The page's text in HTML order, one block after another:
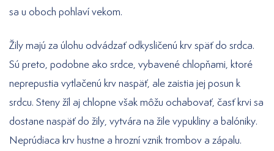
sa u oboch pohlaví vekom.
Žily majú za úlohu odvádzať odkysličenú krv späť do srdca.
Sú preto, podobne ako srdce, vybavené chlopňami, ktoré
neprepustia vytlačenú krv naspäť, ale zaistia jej posun k
srdcu. Steny žíl aj chlopne však môžu ochabovať, časť krvi sa
dostane naspäť do žily, vytvára na žile vypukliny a balóniky.
Neprúdiaca krv hustne a hrozní vznik trombov a zápalu.